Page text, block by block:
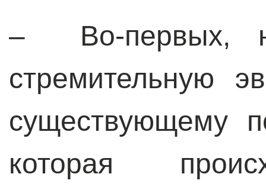
– Во-первых,
стремительную
существующему
которая